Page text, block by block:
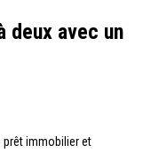
deux avec un
prêt immobilier et